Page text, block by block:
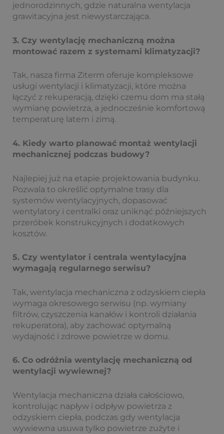
jednorodzinnych, gdzie naturalna wentylacja
grawitacyjna jest niewystarczająca.
3. Czy wentylację mechaniczną można
montować razem z systemami klimatyzacji?
Tak, nasza firma Ziterm oferuje kompleksowe
usługi wentylacji i klimatyzacji, które można
łączyć z rekuperacją, dzięki czemu dom ma stałą
wymianę powietrza, a jednocześnie komfortową
temperaturę latem i zimą.
4. Kiedy warto planować montaż wentylacji
mechanicznej podczas budowy?
Najlepiej już na etapie projektowania budynku.
Pozwala to określić optymalne trasy dla
systemów wentylacyjnych, dopasować
wentylatory i centralki oraz uniknąć późniejszych
przeróbek konstrukcyjnych i dodatkowych
kosztów.
5. Czy wentylator i centrala wentylacyjna
wymagają regularnego serwisu?
Tak, wentylacja mechaniczna z odzyskiem ciepła
wymaga okresowego serwisu (np. wymiany
filtrów, czyszczenia kanałów i kontroli działania
rekuperatora), aby zachować optymalną
wydajność i zdrowe powietrze w domu.
6. Co odróżnia wentylację mechaniczną od
wentylacji wywiewnej?
Wentylacja mechaniczna działa całościowo,
kontrolując napływ i odpływ powietrza z
odzyskiem ciepła, podczas gdy wentylacja
wywiewna usuwa tylko powietrze zużyte i